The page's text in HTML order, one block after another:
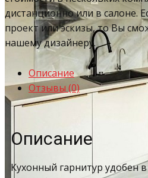
дистанционно или в салоне.
проект или эскизы, то Вы
нашему дизайнеру.
Описание
Отзывы (0)
Описание
Кухонный гарнитур удобен